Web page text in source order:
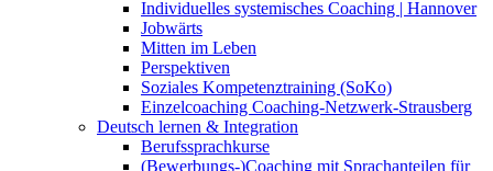
Individuelles systemisches Coaching | Hannover
Jobwärts
Mitten im Leben
Perspektiven
Soziales Kompetenztraining (SoKo)
Einzelcoaching Coaching-Netzwerk-Strausberg
Deutsch lernen & Integration
Berufssprachkurse
(Bewerbungs-)Coaching mit Sprachanteilen für